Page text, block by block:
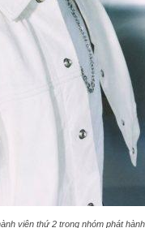
viên thứ 2 trong nhóm phát